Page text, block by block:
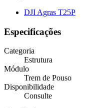
DJI Agras T25P
Especificações
Categoria
Estrutura
Módulo
Trem de Pouso
Disponibilidade
Consulte